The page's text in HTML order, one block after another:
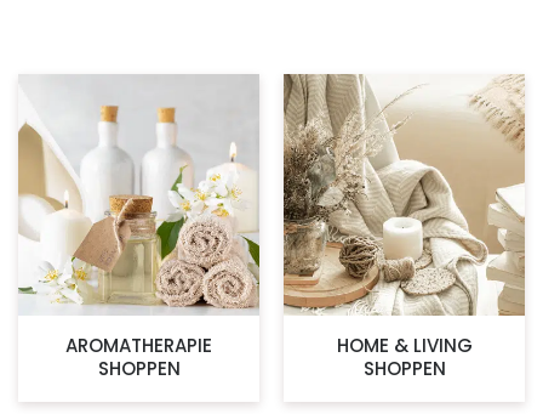
AROMATHERAPIE
SHOPPEN
HOME & LIVING
SHOPPEN